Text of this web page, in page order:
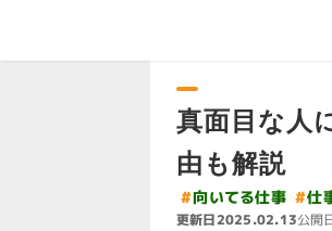
真面目な人
由も解説
#向いてる仕事 #仕
更新日2025.02.13公開